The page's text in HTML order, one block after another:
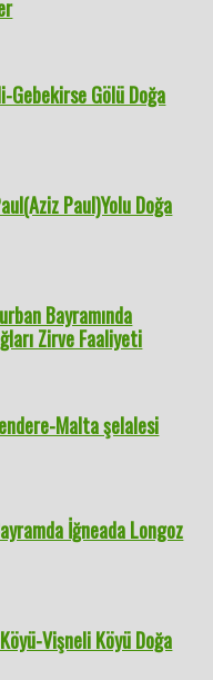
Gölü Doğa
Paul)Yolu Doğa
Bayramında
Zirve Faaliyeti
Malta şelalesi
İğneada Longoz
Vişneli Köyü Doğa